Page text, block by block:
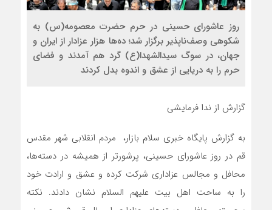
روز عاشورای حسینی در حرم حضرت معصومه(س) به
شکوهی وصف‌ناپذیر برگزار شد؛ ده‌ها هزار عزادار از ایران و
جهان، در سوگ سیدالشهدا(ع) گرد هم آمدند و فضای
حرم را به دریایی از عشق و اندوه بدل کردند
گزارش از ندا فرمایشی
به گزارش پایگاه خبری سلام بازار، مردم انقلابی شهر مقدس
قم در روز عاشورای حسینی، پرشورتر از همیشه در دسته‌ها،
محافل و مجالس عزاداری شرکت کرده و عشق و ارادت خود
را به ساحت اهل بیت علیهم السلام نشان دادند. نکته